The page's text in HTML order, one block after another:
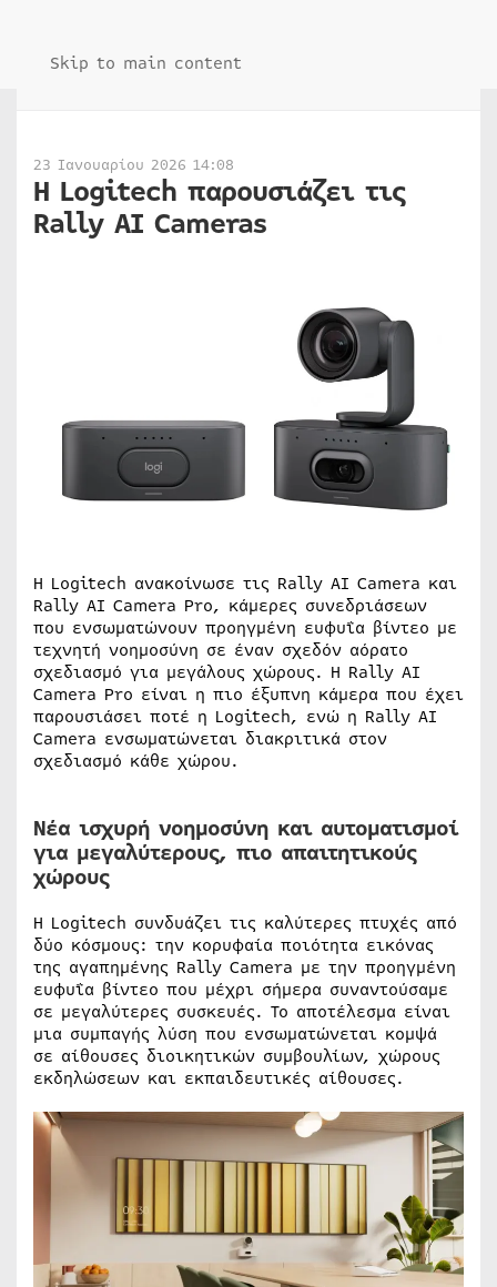
Skip to main content
23 Ιανουαρίου 2026 14:08
H Logitech παρουσιάζει τις
Rally AI Cameras
Η Logitech ανακοίνωσε τις Rally AI Camera και
Rally AI Camera Pro, κάμερες συνεδριάσεων
που ενσωματώνουν προηγμένη ευφυΐα βίντεο με
τεχνητή νοημοσύνη σε έναν σχεδόν αόρατο
σχεδιασμό για μεγάλους χώρους. Η Rally AI
Camera Pro είναι η πιο έξυπνη κάμερα που έχει
παρουσιάσει ποτέ η Logitech, ενώ η Rally AI
Camera ενσωματώνεται διακριτικά στον
σχεδιασμό κάθε χώρου.
Νέα ισχυρή νοημοσύνη και αυτοματισμοί
για μεγαλύτερους, πιο απαιτητικούς
χώρους
Η Logitech συνδυάζει τις καλύτερες πτυχές από
δύο κόσμους: την κορυφαία ποιότητα εικόνας
της αγαπημένης Rally Camera με την προηγμένη
ευφυΐα βίντεο που μέχρι σήμερα συναντούσαμε
σε μεγαλύτερες συσκευές. Το αποτέλεσμα είναι
μια συμπαγής λύση που ενσωματώνεται κομψά
σε αίθουσες διοικητικών συμβουλίων, χώρους
εκδηλώσεων και εκπαιδευτικές αίθουσες.